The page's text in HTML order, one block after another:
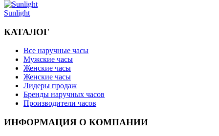
Sunlight
КАТАЛОГ
Все наручные часы
Мужские часы
Женские часы
Женские часы
Лидеры продаж
Бренды наручных часов
Производители часов
ИНФОРМАЦИЯ О КОМПАНИИ